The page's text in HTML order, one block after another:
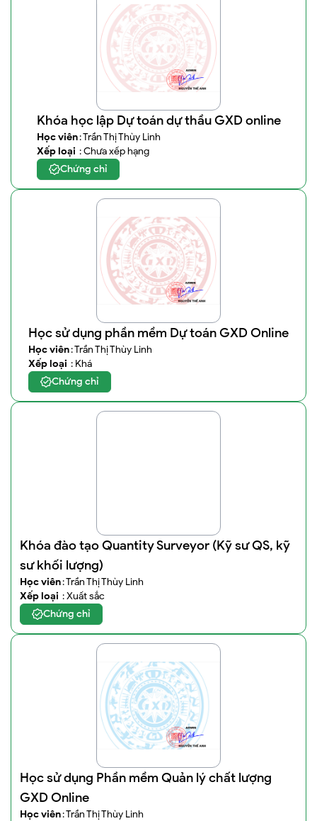
Khóa học lập Dự toán dự thầu GXD online
Học viên: Trần Thị Thùy Linh
Xếp loại : Chưa xếp hạng
Chứng chỉ
Học sử dụng phần mềm Dự toán GXD Online
Học viên: Trần Thị Thùy Linh
Xếp loại : Khá
Chứng chỉ
Khóa đào tạo Quantity Surveyor (Kỹ sư QS, kỹ
sư khối lượng)
Học viên: Trần Thị Thùy Linh
Xếp loại : Xuất sắc
Chứng chỉ
Học sử dụng Phần mềm Quản lý chất lượng
GXD Online
Học viên: Trần Thị Thùy Linh